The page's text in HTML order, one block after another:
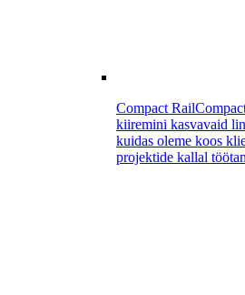
Compact Rail
kiiremini kasvavaid
kuidas oleme koos
projektide kallal